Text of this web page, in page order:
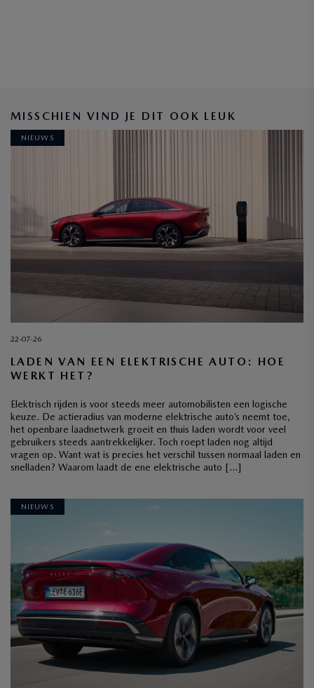
MISSCHIEN VIND JE DIT OOK LEUK
NIEUWS
22-07-26
LADEN VAN EEN ELEKTRISCHE AUTO: HOE
WERKT HET?
Elektrisch rijden is voor steeds meer automobilisten een logische
keuze. De actieradius van moderne elektrische auto’s neemt toe,
het openbare laadnetwerk groeit en thuis laden wordt voor veel
gebruikers steeds aantrekkelijker. Toch roept laden nog altijd
vragen op. Want wat is precies het verschil tussen normaal laden en
snelladen? Waarom laadt de ene elektrische auto […]
NIEUWS